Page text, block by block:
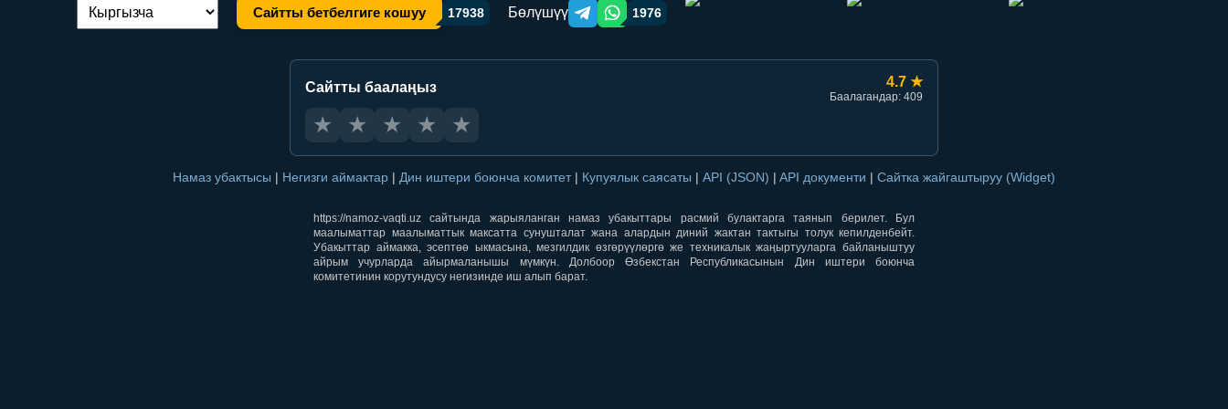
Тилди алмаштыруу: Сайтты бетбелгиге кошуу 17938 Бөлүшүү Telegram orqali ulashish
WhatsApp orqali ulashish
1976
Сайтты баалаңыз 4.7 ★
Баалагандар: 409
★ ★ ★ ★ ★
Намаз убактысы | Негизги аймактар | Дин иштери боюнча комитет | Купуялык саясаты | API (JSON) | API документи | Сайтка жайгаштыруу (Widget)
https://namoz-vaqti.uz сайтында жарыяланган намаз убакыттары расмий булактарга таянып берилет. Бул
маалыматтар маалыматтык максатта сунушталат жана алардын диний жактан тактыгы толук кепилденбейт.
Убакыттар аймакка, эсептөө ыкмасына, мезгилдик өзгөрүүлөргө же техникалык жаңыртууларга байланыштуу
айрым учурларда айырмаланышы мүмкүн. Долбоор Өзбекстан Республикасынын Дин иштери боюнча
комитетинин корутундусу негизинде иш алып барат.